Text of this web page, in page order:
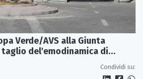
Verde/AVS alla Giunta
del'emodinamica di
Condividi su: